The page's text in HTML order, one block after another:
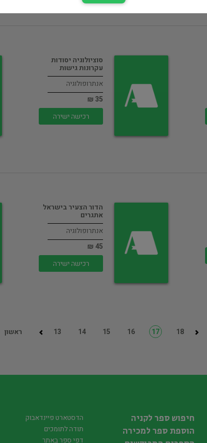
סוציולוגיה יסודות
עקרונות גישות
אנתרופולוגיה
35 ₪
רכישה ישירה
הדור הצעיר בישראל
אתגרים
אנתרופולוגיה
45 ₪
רכישה ישירה
ראשון 13 14 15 16 17 18
חיפוש ספר לקניה
הוספת ספר למכירה
הדסטארט פיינדאבוק
תודה לתומכים
דפי ספר באתר